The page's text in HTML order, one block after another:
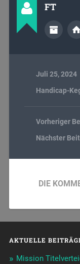
FT
Juli 25, 2024
Handicap-
Vorheriger
Nächster
DIE
AKTUELLE
Mission